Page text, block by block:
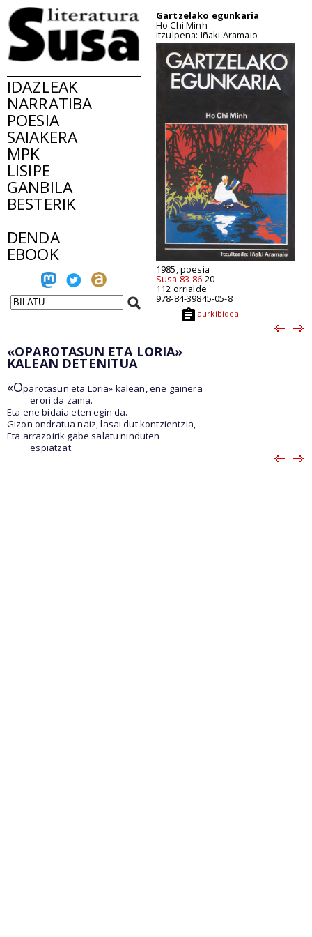
IDAZLEAK
NARRATIBA
POESIA
SAIAKERA
MPK
LISIPE
GANBILA
BESTERIK
DENDA
EBOOK
Gartzelako egunkaria
Ho Chi Minh
itzulpena: Iñaki Aramaio
1985, poesia
Susa 83-86 20
112 orrialde
978-84-39845-05-8
aurkibidea
«OPAROTASUN ETA LORIA»
KALEAN DETENITUA
«Oparotasun eta Loria» kalean, ene gainera
erori da zama.
Eta ene bidaia eten egin da.
Gizon ondratua naiz, lasai dut kontzientzia,
Eta arrazoirik gabe salatu ninduten
espiatzat.